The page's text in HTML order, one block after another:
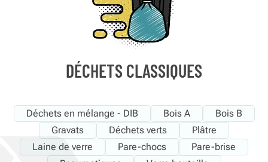
DÉCHETS CLASSIQUES
Déchets en mélange - DIB Bois A
Bois B
Gravats
Déchets verts
Plâtre
Laine de verre
Pare-chocs
Pare-brise